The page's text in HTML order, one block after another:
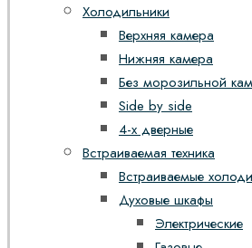
Холодильники
Верхняя камера
Нижняя камера
Без морозильной
Side by side
4-х дверные
Встраиваемая техника
Встраиваемые
Духовые шкафы
Электрические